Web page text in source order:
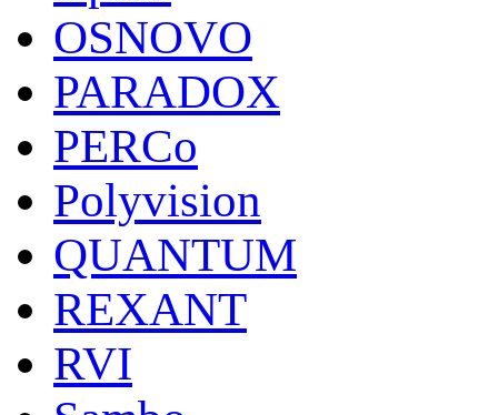
OSNOVO
PARADOX
PERCo
Polyvision
QUANTUM
REXANT
RVI